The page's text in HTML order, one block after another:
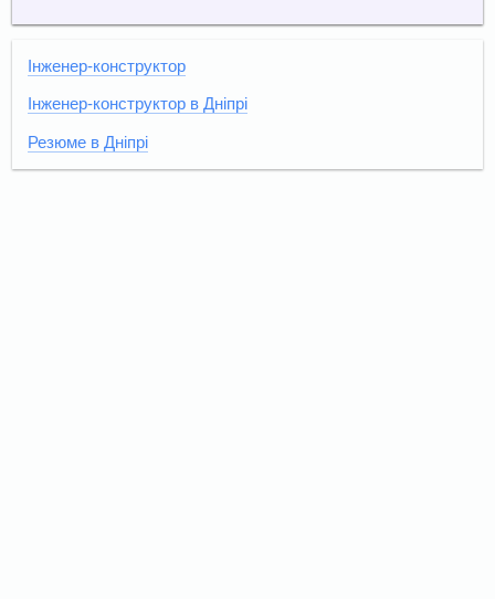
Інженер-конструктор
Інженер-конструктор в Дніпрі
Резюме в Дніпрі